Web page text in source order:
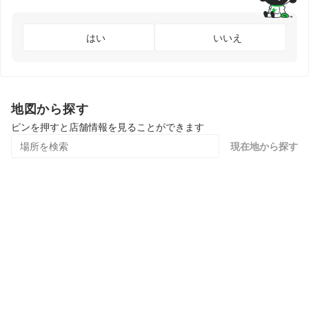
はい いいえ
地図から探す
ピンを押すと店舗情報を見ることができます
現在地から探す